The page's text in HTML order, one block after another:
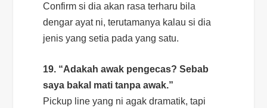
Confirm si dia akan rasa terharu bila
dengar ayat ni, terutamanya kalau si dia
jenis yang setia pada yang satu.
19. “Adakah awak pengecas? Sebab
saya bakal mati tanpa awak.”
Pickup line yang ni agak dramatik, tapi